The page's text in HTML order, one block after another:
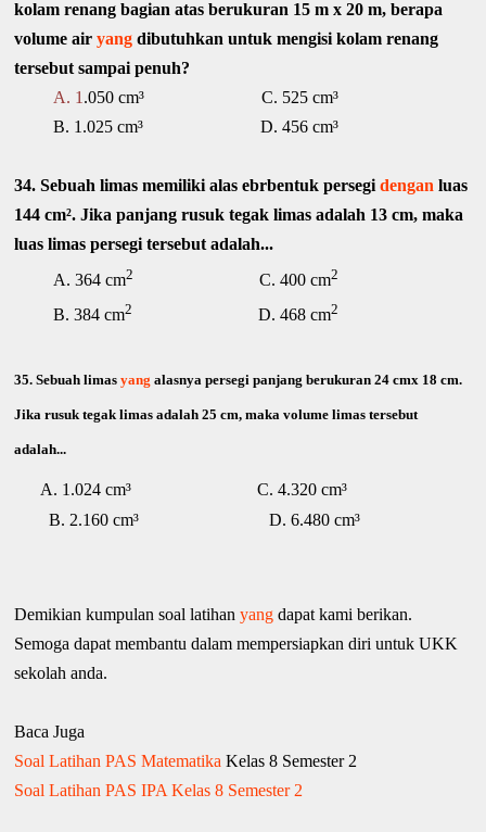
kolam renang bagian atas berukuran 15 m x 20 m, berapa
volume airyang dibutuhkan untuk mengisi kolam renang
tersebut sampai penuh?
A. 1 .050 cm³ C. 525 cm³
B. 1.025 cm³ D. 456 cm³
34. Sebuah limas memiliki alas ebrbentuk persegidengan luas
144 cm². Jika panjang rusuk tegak limas adalah 13 cm, maka
luas limas persegi tersebut adalah...
A. 364 cm2 C. 400 cm2
B. 384 cm2 D. 468 cm2
35.Sebuah limasyang alasnya persegi panjang berukuran 24 cmx 18 cm.
Jika rusuk tegak limas adalah 25 cm, maka volume limas tersebut
adalah...
A. 1.024 cm³ C. 4.320 cm³
B. 2.160 cm³ D. 6.480 cm³
Demikian kumpulan soal latihanyang dapat kami berikan.
Semoga dapat membantu dalam mempersiapkan diri untuk UKK
sekolah anda.
Baca Juga
Soal Latihan PAS Matematika Kelas 8 Semester 2
Soal Latihan PAS IPA Kelas 8 Semester 2